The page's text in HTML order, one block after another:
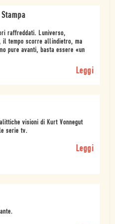
Stampa
raffreddati. Luniverso,
tempo scorre allindietro, ma
pure avanti, basta essere «un
Leggi
visioni di Kurt Vonnegut
serie tv.
Leggi